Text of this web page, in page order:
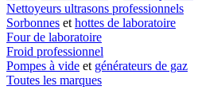
Nettoyeurs ultrasons professionnels
Sorbonnes et hottes de laboratoire
Four de laboratoire
Froid professionnel
Pompes à vide et générateurs de gaz
Toutes les marques